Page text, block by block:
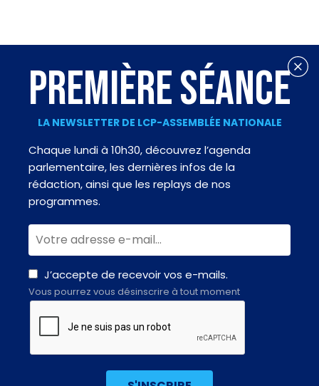
PREMIÈRE SÉANCE
LA NEWSLETTER DE LCP-ASSEMBLÉE NATIONALE
Chaque lundi à 10h30, découvrez l’agenda
parlementaire, les dernières infos de la
rédaction, ainsi que les replays de nos
programmes.
J’accepte de recevoir vos e-mails.
Vous pourrez vous désinscrire à tout moment